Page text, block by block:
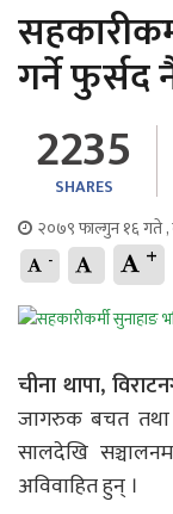
गर्ने
2235
SHARES
२०७९ फाल्गुन १६ गते
- +
चीना थापा,
जागरुक बचत तथा
सालदेखि
अविवाहित हुन् ।